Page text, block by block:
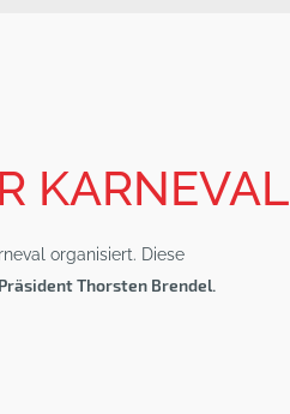
KARNEVAL
organisiert. Diese
Präsident Thorsten Brendel.